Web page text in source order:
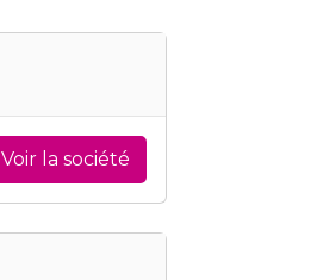
Voir la société